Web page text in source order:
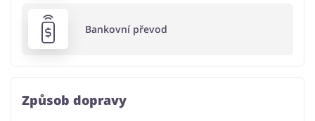
Bankovní převod
Způsob dopravy